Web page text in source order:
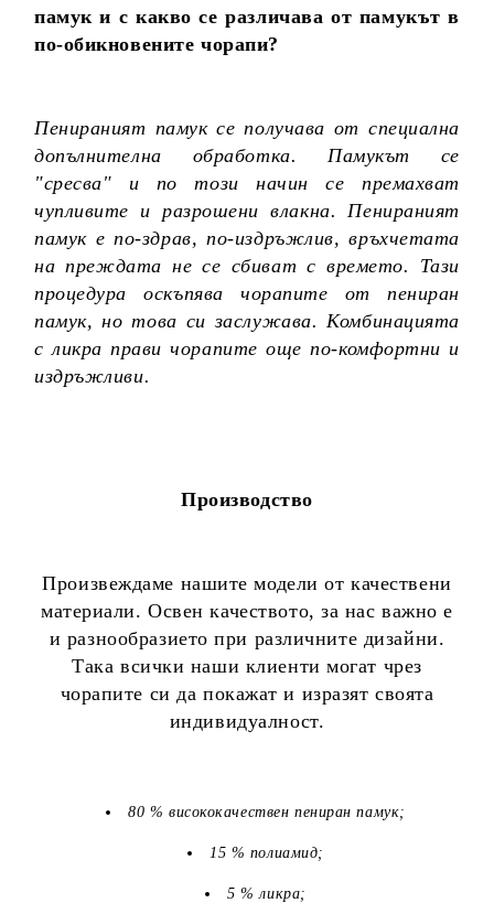
памук и с какво се различава от памукът в
по-обикновените чорапи?
Пенираният памук се получава от специална
допълнителна обработка. Памукът се
"сресва" и по този начин се премахват
чупливите и разрошени влакна. Пенираният
памук е по-здрав, по-издръжлив, връхчетата
на преждата не се сбиват с времето. Тази
процедура оскъпява чорапите от пениран
памук, но това си заслужава. Комбинацията
с ликра прави чорапите още по-комфортни и
издръжливи.
Производство
Произвеждаме нашите модели от качествени
материали. Освен качеството, за нас важно е
и разнообразието при различните дизайни.
Така всички наши клиенти могат чрез
чорапите си да покажат и изразят своята
индивидуалност.
80 % висококачествен пениран памук;
15 % полиамид;
5 % ликра;